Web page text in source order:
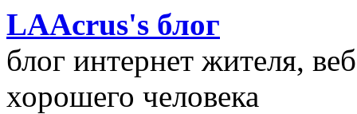
LAAcrus's блог
блог интернет жителя,
хорошего человека